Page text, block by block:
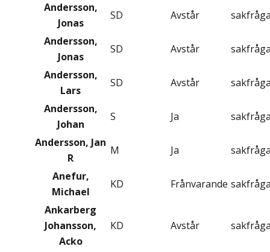
Andersson,
Jonas
SD Avstår
Andersson,
Jonas
SD Avstår
Andersson,
Lars
SD Avstår
Andersson,
Johan
S Ja
Andersson, Jan
R
M Ja
Anefur,
Michael
KD Frånvarande
Ankarberg
Johansson,
Acko
KD Avstår